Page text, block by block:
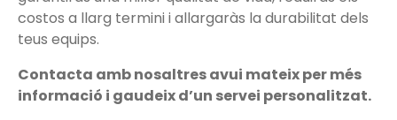
costos a llarg termini i allargaràs la durabilitat dels
teus equips.
Contacta amb nosaltres avui mateix per més
informació i gaudeix d’un servei personalitzat.